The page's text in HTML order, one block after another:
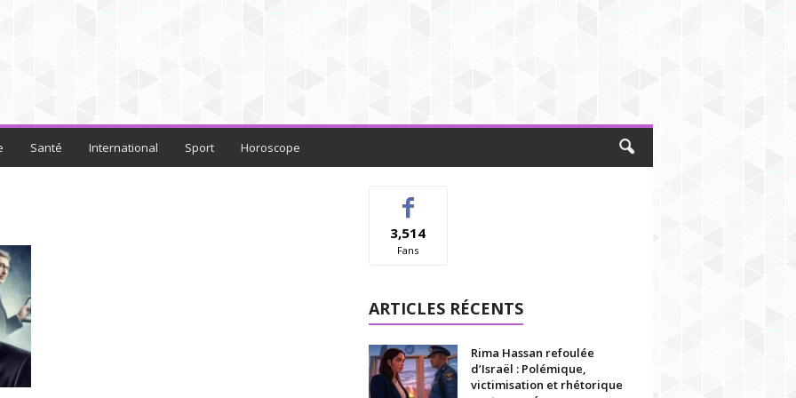
Santé International Sport Horoscope
3,514
Fans
ARTICLES RÉCENTS
Rima Hassan refoulée
d’Israël : Polémique,
victimisation et rhétorique